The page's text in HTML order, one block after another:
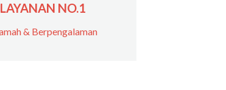
NO.1
& Berpengalaman